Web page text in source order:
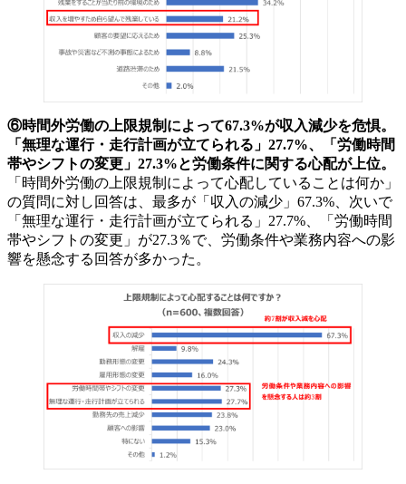
⑥時間外労働の上限規制によって67.3%が収入減少を危惧。
「無理な運行・走行計画が立てられる」27.7%、「労働時間
帯やシフトの変更」27.3%と労働条件に関する心配が上位。
「時間外労働の上限規制によって心配していることは何か」
の質問に対し回答は、最多が「収入の減少」67.3%、次いで
「無理な運行・走行計画が立てられる」27.7%、「労働時間
帯やシフトの変更」が27.3％で、労働条件や業務内容への影
響を懸念する回答が多かった。